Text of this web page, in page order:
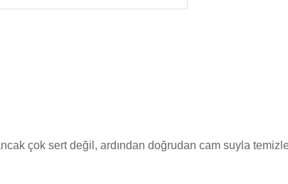
çok sert değil, ardından doğrudan cam suyla